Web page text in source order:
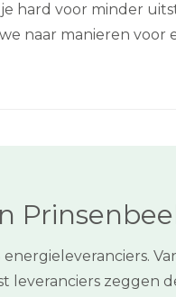
je hard voor minder
naar manieren voor
leveranciers zeggen